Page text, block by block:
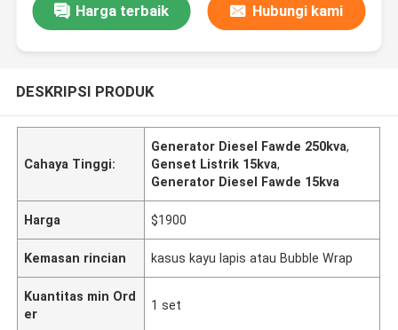
Harga terbaik Hubungi kami
DESKRIPSI PRODUK
Cahaya Tinggi:
Generator Diesel Fawde 250kva,
Genset Listrik 15kva,
Generator Diesel Fawde 15kva
Harga $1900
Kemasan rincian kasus kayu lapis atau Bubble Wrap
Kuantitas min Ord
er
1 set